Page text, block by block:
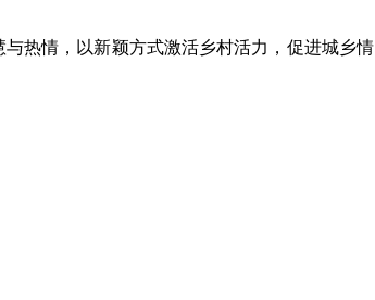
热情，以新颖方式激活乡村活力，促进城乡情